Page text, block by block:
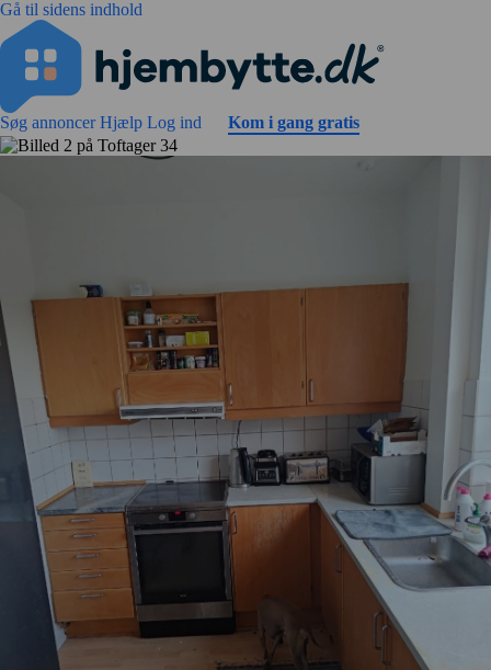
Gå til sidens indhold
Søg annoncerHjælp Log ind Kom i gang gratis